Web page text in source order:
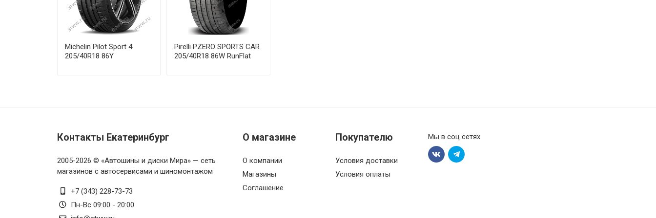
Laufenn Z-Fit EQ LK03 295/30R19 100Y
Michelin Pilot Sport 4
205/40R18 86Y
Pirelli PZERO SPORTS CAR
205/40R18 86W RunFlat
Контакты Екатеринбург
2005-2026 © «Автошины и диски Мира» — сеть
магазинов с автосервисами и шиномонтажом
+7 (343) 228-73-73
Пн-Вс 09:00 - 20:00
О магазине
О компании
Магазины
Соглашение
Покупателю
Условия доставки
Условия оплаты
Мы в соц сетях